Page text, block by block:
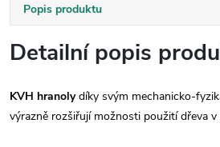
Popis produktu
Detailní popis
KVH hranolydíky svým mechanicko-
výrazně rozšiřují možnosti použití dřeva